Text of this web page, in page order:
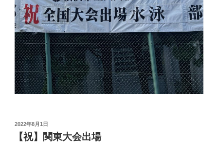
投
2022年8月1日
【祝】関東大会出場